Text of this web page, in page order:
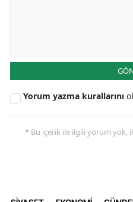
Yorum yazma kurallarını
* Bu içerik ile ilgili yorum yok,